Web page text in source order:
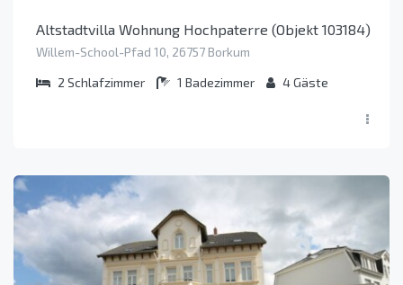
Altstadtvilla Wohnung Hochpaterre (Objekt 103184)
Willem-School-Pfad 10, 26757 Borkum
2 Schlafzimmer 1 Badezimmer 4Gäste